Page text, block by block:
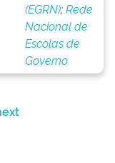
(EGRN);Rede
Nacional de
Escolas de
Governo